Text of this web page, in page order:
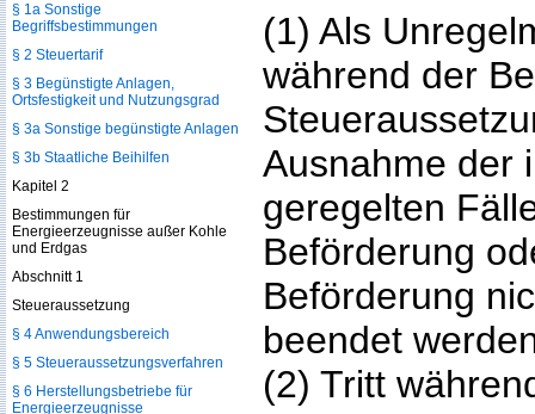
(1) Als
während der
Ausnahme der
geregelten
Beförderung
Beförderung
beendet
(2) Tritt
§ 1a Sonstige
Begriffsbestimmungen
§ 2 Steuertarif
§ 3 Begünstigte Anlagen,
Ortsfestigkeit und Nutzungsgrad
§ 3a Sonstige begünstigte Anlagen
§ 3b Staatliche Beihilfen
Kapitel 2
Bestimmungen für
Energieerzeugnisse außer Kohle
und Erdgas
Abschnitt 1
Steueraussetzung
§ 4 Anwendungsbereich
§ 5 Steueraussetzungsverfahren
§ 6 Herstellungsbetriebe für
Energieerzeugnisse